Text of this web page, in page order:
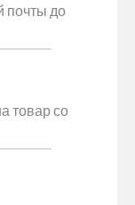
почты до
товар со